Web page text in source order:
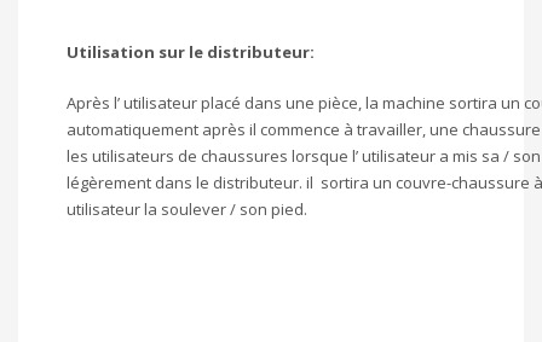
Utilisation sur le distributeur:
Après l’ utilisateur placé dans une pièce, la machine sortira un
automatiquement après il commence à travailler, une
les utilisateurs de chaussures lorsque l’ utilisateur a mis sa /
légèrement dans le distributeur. il sortira un couvre-chaussure
utilisateur la soulever / son pied.